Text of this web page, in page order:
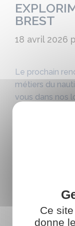
BREST
18 avril 2026
Le prochain
métiers du
vous dans nos
Ce
donne